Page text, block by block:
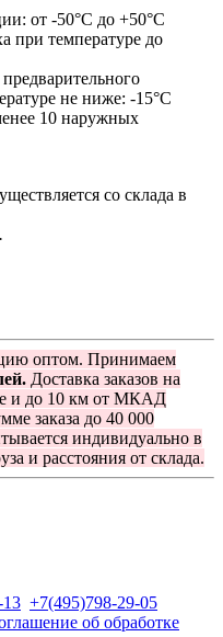
от -50°С до +50°С
при температуре до
не ниже: -15°С
10 наружных
со склада в
оптом. Принимаем
Доставка заказов на
и до 10 км от МКАД
заказа до 40 000
индивидуально в
и расстояния от склада.
+7(495)798-29-05
об обработке